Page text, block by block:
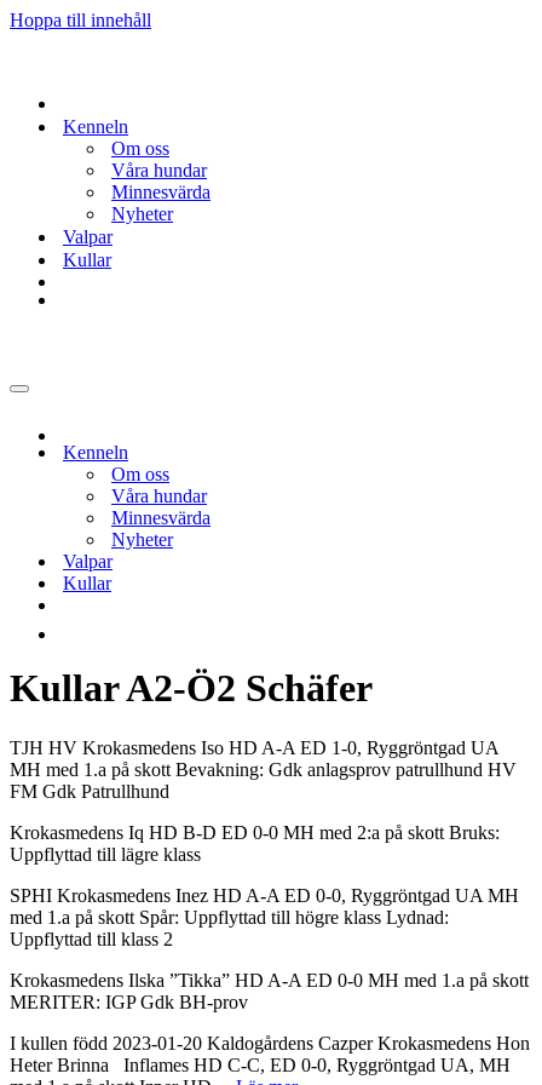
Hoppa till innehåll
Kenneln
Om oss
Våra hundar
Minnesvärda
Nyheter
Valpar
Kullar
Navigeringsmeny
Kenneln
Om oss
Våra hundar
Minnesvärda
Nyheter
Valpar
Kullar
Kullar A2-Ö2 Schäfer
TJH HV Krokasmedens Iso HD A-A ED 1-0, Ryggröntgad UA
MH med 1.a på skott Bevakning: Gdk anlagsprov patrullhund HV
FM Gdk Patrullhund
Krokasmedens Iq HD B-D ED 0-0 MH med 2:a på skott Bruks:
Uppflyttad till lägre klass
SPHI Krokasmedens Inez HD A-A ED 0-0, Ryggröntgad UA MH
med 1.a på skott Spår: Uppflyttad till högre klass Lydnad:
Uppflyttad till klass 2
Krokasmedens Ilska ”Tikka” HD A-A ED 0-0 MH med 1.a på skott
MERITER: IGP Gdk BH-prov
I kullen född 2023-01-20 Kaldogårdens Cazper Krokasmedens Hon
Heter Brinna Inflames HD C-C, ED 0-0, Ryggröntgad UA, MH